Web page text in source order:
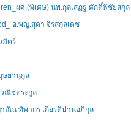
ผศ.(พิเศษ) นพ.กุลเสฏฐ ศักดิ์พิชัยสกุล
อ.พญ.สุดา จิรสกุลเดช
มิตร์
ษยานุกูล
ณิชตระกูล
ณิน ทิพากร เกียรติปานอภิกุล